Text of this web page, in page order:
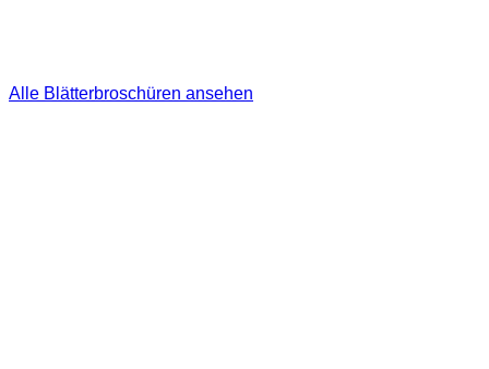
Alle Blätterbroschüren ansehen